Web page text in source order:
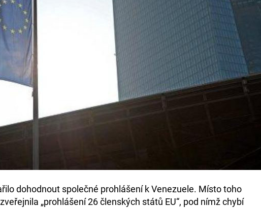
dohodnout společné prohlášení k Venezuele. Místo toho
„prohlášení 26 členských států EU“, pod nímž chybí